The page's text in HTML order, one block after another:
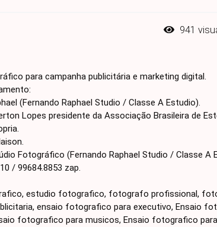
941
para campanha publicitária e marketing digital.
(Fernando Raphael Studio / Classe A Estudio).
Lopes presidente da Associação Brasileira de
Fotográfico (Fernando Raphael Studio / Classe A
/ 99684.8853 zap.
estudio fotografico, fotografo profissional,
ensaio fotografico para executivo, Ensaio
fotografico para musicos, Ensaio fotografico